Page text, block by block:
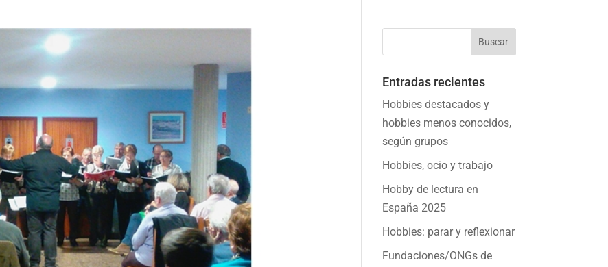
Entradas recientes
Hobbies destacados y
hobbies menos conocidos,
según grupos
Hobbies, ocio y trabajo
Hobby de lectura en
España 2025
Hobbies: parar y reflexionar
Fundaciones/ONGs de